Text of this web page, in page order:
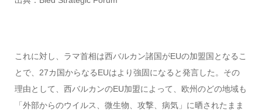
これに対し、ラマ首相は西バルカン諸国がEUの加盟国となるこ
とで、27カ国からなるEUはより強固になると発言した。その
理由として、西バルカンのEU加盟によって、欧州のどの地域も
「外部からのウイルス、微生物、攻撃、病気」に晒されたまま